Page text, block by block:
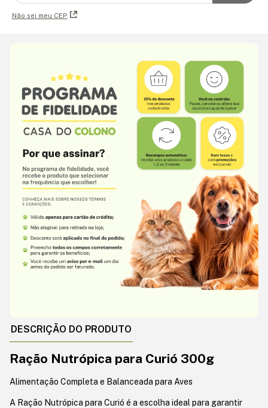
Não sei meu CEP
DESCRIÇÃO DO PRODUTO
Ração Nutrópica para Curió 300g
Alimentação Completa e Balanceada para Aves
A Ração Nutrópica para Curió é a escolha ideal para garantir